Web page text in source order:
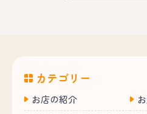
カテゴリー
お店の紹介